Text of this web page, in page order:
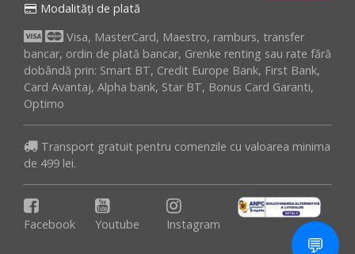
Modalități de plată
Visa, MasterCard, Maestro, ramburs, transfer
bancar, ordin de plată bancar, Grenke renting sau rate fără
dobândă prin: Smart BT, Credit Europe Bank, First Bank,
Card Avantaj, Alpha bank, Star BT, Bonus Card Garanti,
Optimo
Transport gratuit pentru comenzile cu valoarea minima
de 499 lei.
Facebook Youtube Instagram
💬